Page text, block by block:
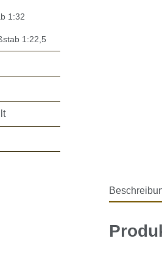
1:32
1:22,5